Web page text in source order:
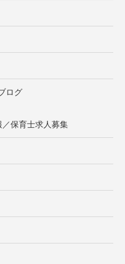
ログ
保育士求人募集